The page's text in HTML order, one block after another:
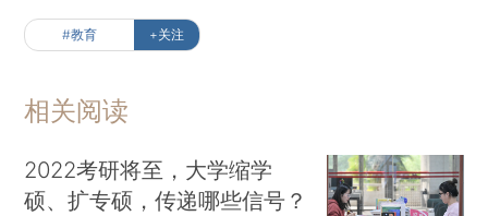
#教育 +关注
相关阅读
2022考研将至，大学缩学
硕、扩专硕，传递哪些信号？